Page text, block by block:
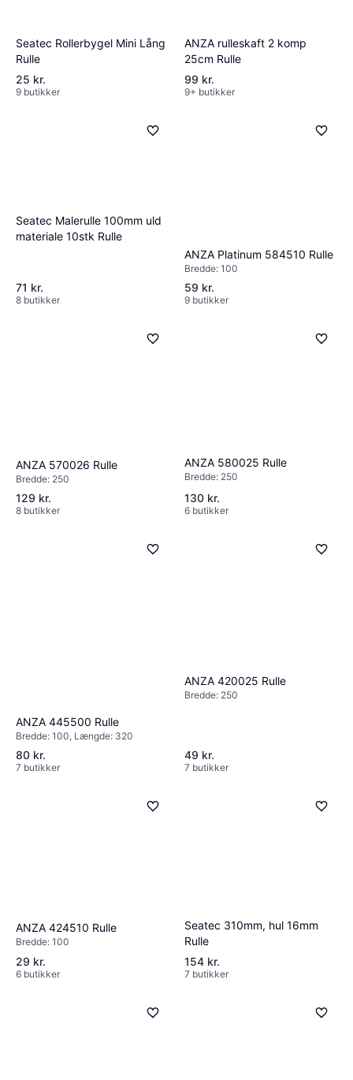
Seatec Rollerbygel Mini Lång
Rulle
25 kr.
9 butikker
ANZA rulleskaft 2 komp
25cm Rulle
99 kr.
9+ butikker
Seatec Malerulle 100mm uld
materiale 10stk Rulle
71 kr.
8 butikker
ANZA Platinum 584510 Rulle
Bredde: 100
59 kr.
9 butikker
ANZA 570026 Rulle
Bredde: 250
129 kr.
8 butikker
ANZA 580025 Rulle
Bredde: 250
130 kr.
6 butikker
ANZA 445500 Rulle
Bredde: 100, Længde: 320
80 kr.
7 butikker
ANZA 420025 Rulle
Bredde: 250
49 kr.
7 butikker
ANZA 424510 Rulle
Bredde: 100
29 kr.
6 butikker
Seatec 310mm, hul 16mm
Rulle
154 kr.
7 butikker